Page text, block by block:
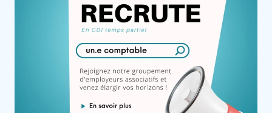
LES
3
&
10
MARS
2023